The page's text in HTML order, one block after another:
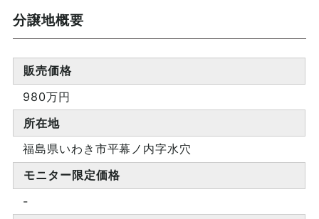
分譲地概要
販売価格
980万円
所在地
福島県いわき市平幕ノ内字水穴
モニター限定価格
-